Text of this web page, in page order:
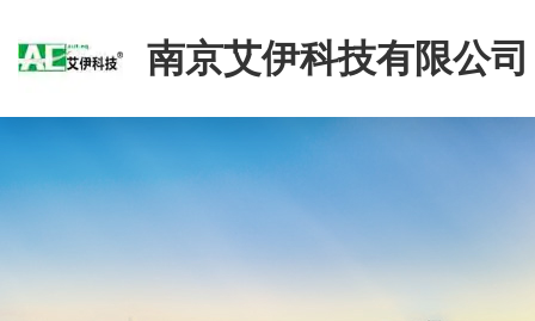
南京艾伊科技有限公司